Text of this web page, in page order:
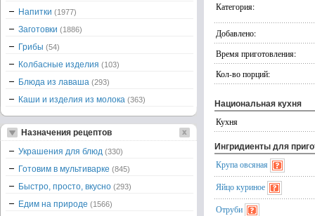
Категория:
Добавлено:
Время приготовления:
Кол-во порций:
Национальная кухня
Кухня
Ингридиенты для
Крупа овсяная
Яйцо куриное
Отруби
Напитки (1977)
Заготовки (1886)
Грибы (54)
Колбасные изделия (103)
Блюда из лаваша (293)
Каши и изделия из молока (363)
Назначения рецептов
Украшения для блюд (330)
Готовим в мультиварке (845)
Быстро, просто, вкусно (293)
Едим на природе (1566)